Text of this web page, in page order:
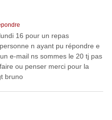
16 pour un repas
n ayant pu répondre e
e-mail ns sommes le 20 tj pas
ou penser merci pour la
bruno